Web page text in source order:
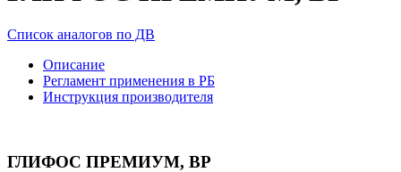
Список аналогов по ДВ
Описание
Регламент применения в РБ
Инструкция производителя
ГЛИФОС ПРЕМИУМ, ВР